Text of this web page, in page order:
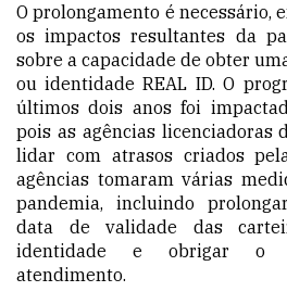
O prolongamento é necessário,
os impactos resultantes da
sobre a capacidade de obter
ou identidade REAL ID. O
últimos dois anos foi
pois as agências licenciadoras
lidar com atrasos criados
agências tomaram várias
pandemia, incluindo
data de validade das
identidade e obrigar o
atendimento.